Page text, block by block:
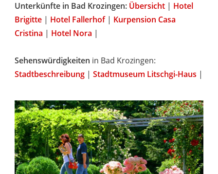
Unterkünfte in Bad Krozingen: Übersicht | Hotel
Brigitte | Hotel Fallerhof| Kurpension Casa
Cristina | Hotel Nora |
Sehenswürdigkeiten in Bad Krozingen:
Stadtbeschreibung | Stadtmuseum Litschgi-Haus |